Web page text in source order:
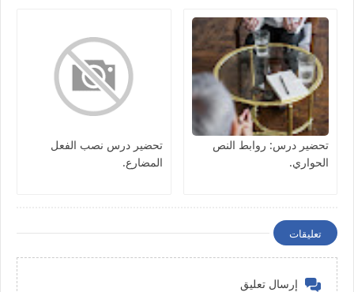
تحضير درس: روابط النص
الحواري.
تحضير درس نصب الفعل
المضارع.
تعليقات
إرسال تعليق